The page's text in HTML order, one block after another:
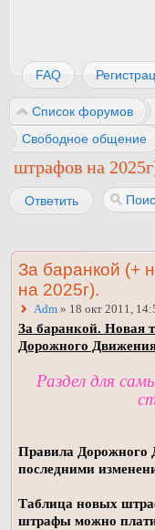
FAQ
Список форумов
Свободное общение
штрафов на
Ответить
За баранкой (+
на 2025г).
Adm » 18 окт 2011,
За баранкой. Новая
Дорожного
Раздел для
Правила Дорожного
последними
Таблица новых
штрафы можно